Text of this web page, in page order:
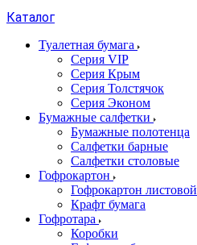
Каталог
Туалетная бумага
Серия VIP
Серия Крым
Серия Толстячок
Серия Эконом
Бумажные салфетки
Бумажные полотенца
Салфетки барные
Салфетки столовые
Гофрокартон
Гофрокартон листовой
Крафт бумага
Гофротара
Коробки